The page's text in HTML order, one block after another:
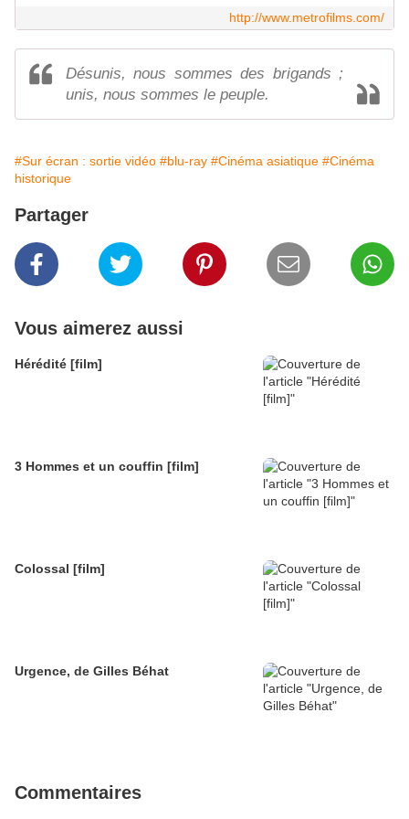
http://www.metrofilms.com/
Désunis, nous sommes des brigands ;
unis, nous sommes le peuple.
#Sur écran : sortie vidéo #blu-ray #Cinéma asiatique #Cinéma
historique
Partager
Vous aimerez aussi
Hérédité [film]
3 Hommes et un couffin [film]
Colossal [film]
Urgence, de Gilles Béhat
Commentaires